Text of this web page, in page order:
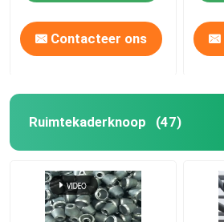
Contacteer ons
Ruimtekaderknoop (47)